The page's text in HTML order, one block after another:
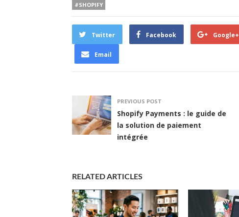
#SHOPIFY
Twitter Facebook Google+
Email
PREVIOUS POST
Shopify Payments : le guide de
la solution de paiement
intégrée
RELATED ARTICLES